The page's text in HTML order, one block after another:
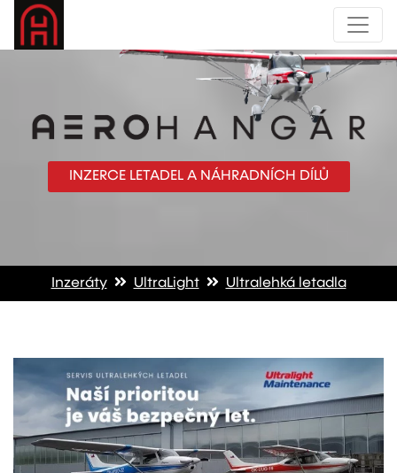
INZERCE LETADEL A NÁHRADNÍCH DÍLŮ
Inzeráty UltraLight Ultralehká letadla